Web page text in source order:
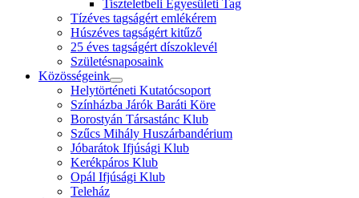
Tiszteletbeli Egyesületi Tag
Tízéves tagságért emlékérem
Húszéves tagságért kitűző
25 éves tagságért díszoklevél
Születésnaposaink
Közösségeink
Helytörténeti Kutatócsoport
Színházba Járók Baráti Köre
Borostyán Társastánc Klub
Szűcs Mihály Huszárbandérium
Jóbarátok Ifjúsági Klub
Kerékpáros Klub
Opál Ifjúsági Klub
Teleház